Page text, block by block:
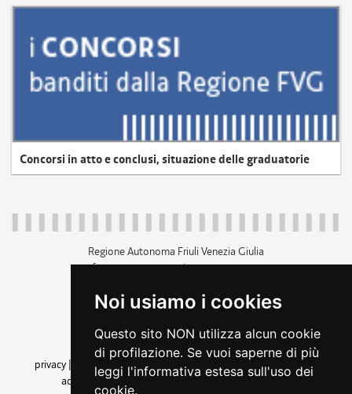
Noi usiamo i cookies
Questo sito NON utilizza alcun cookie
di profilazione. Se vuoi saperne di più
leggi l'informativa estesa sull'uso dei
cookie.
Concorsi in atto e conclusi, situazione delle graduatorie
Regione Autonoma Friuli Venezia Giulia
c.f. 80014930327; p.iva 00526040324
+39 040 3771111
amministrazione trasparente
privacy
cookie |note legali accessibilità
dichiarazione di
accessibilità| feedback cambio preferenze cookie